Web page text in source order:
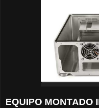
EQUIPO MONTADO